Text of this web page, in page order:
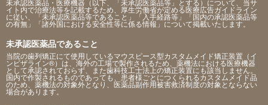
未承認医薬品・医療機器（以下、「未承認医薬品等」とする）について、当サ
イト内で治療法等を記載するため、厚生労働省が定める医療広告ガイドライン
に従い、「未承認医薬品等であること」「入手経路等」「国内の承認医薬品等
の有無」「諸外国における安全性等に係る情報」について掲載いたします。
未承認医薬品であること
当院の歯列矯正にて使用しているマウスピース型カスタムメイド矯正装置（イ
ンビザライン®）は、海外の工場で製作されるため、薬機法における医療機器
として承認されておらず、また歯科技工士法上の矯正装置にも該当しません。
国内で作製されるものであっても、患者様ごとにつくられるカスタムメイド品
のため、薬機法の対象外となり、医薬品副作用被害救済制度の対象とならない
場合があります。